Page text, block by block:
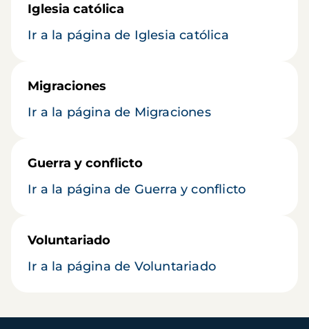
Iglesia católica
Ir a la página de Iglesia católica
Migraciones
Ir a la página de Migraciones
Guerra y conflicto
Ir a la página de Guerra y conflicto
Voluntariado
Ir a la página de Voluntariado